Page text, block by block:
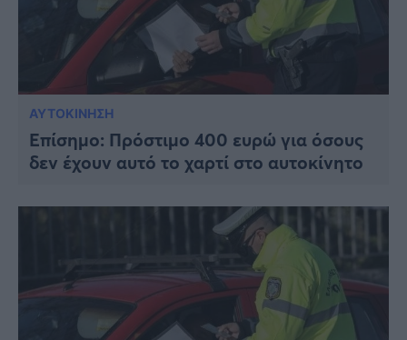
ΑΥΤΟΚΙΝΗΣΗ
Επίσημο: Πρόστιμο 400 ευρώ για όσους
δεν έχουν αυτό το χαρτί στο αυτοκίνητο